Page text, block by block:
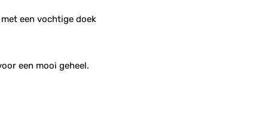
een vochtige doek
een mooi geheel.